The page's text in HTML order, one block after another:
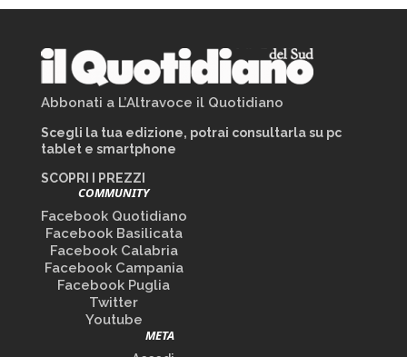
Abbonati a L’Altravoce il Quotidiano
Scegli la tua edizione, potrai consultarla su pc
tablet e smartphone
SCOPRI I PREZZI
COMMUNITY
Facebook Quotidiano
Facebook Basilicata
Facebook Calabria
Facebook Campania
Facebook Puglia
Twitter
Youtube
META